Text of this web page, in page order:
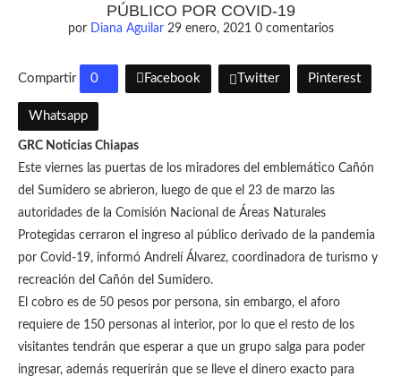
PÚBLICO POR COVID-19
por Diana Aguilar 29 enero, 2021 0 comentarios
Compartir 0 Facebook Twitter Pinterest
Whatsapp
GRC Noticias Chiapas
Este viernes las puertas de los miradores del emblemático Cañón
del Sumidero se abrieron, luego de que el 23 de marzo las
autoridades de la Comisión Nacional de Áreas Naturales
Protegidas cerraron el ingreso al público derivado de la pandemia
por Covid-19, informó Andrelí Álvarez, coordinadora de turismo y
recreación del Cañón del Sumidero.
El cobro es de 50 pesos por persona, sin embargo, el aforo
requiere de 150 personas al interior, por lo que el resto de los
visitantes tendrán que esperar a que un grupo salga para poder
ingresar, además requerirán que se lleve el dinero exacto para